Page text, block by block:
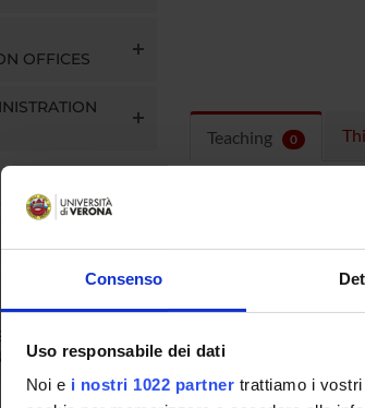
Consenso
Uso responsabile dei dati
Noi e i nostri 1022 partner trattiamo i
OFFICES
Teaching 0
Modules running in
Click on the module